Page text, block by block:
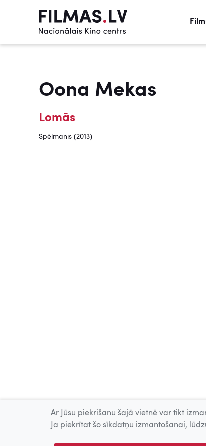
Oona Mekas
Lomās
Spēlmanis (2013)
Ar Jūsu piekrišanu šajā vietnē var tikt
Ja piekrītat šo sīkdatņu izmantošanai,